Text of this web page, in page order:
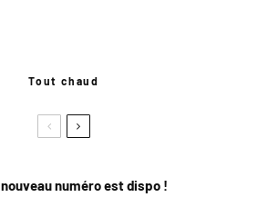
Tout chaud
numéro est dispo !